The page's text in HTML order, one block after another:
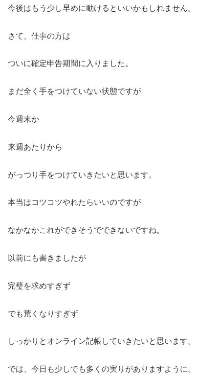
今後はもう少し早めに動けるといいかもしれません。
さて、仕事の方は
ついに確定申告期間に入りました。
まだ全く手をつけていない状態ですが
今週末か
来週あたりから
がっつり手をつけていきたいと思います。
本当はコツコツやれたらいいのですが
なかなかこれができそうでできないですね。
以前にも書きましたが
完璧を求めすぎず
でも荒くなりすぎず
しっかりとオンライン記帳していきたいと思います。
では、今日も少しでも多くの実りがありますように。